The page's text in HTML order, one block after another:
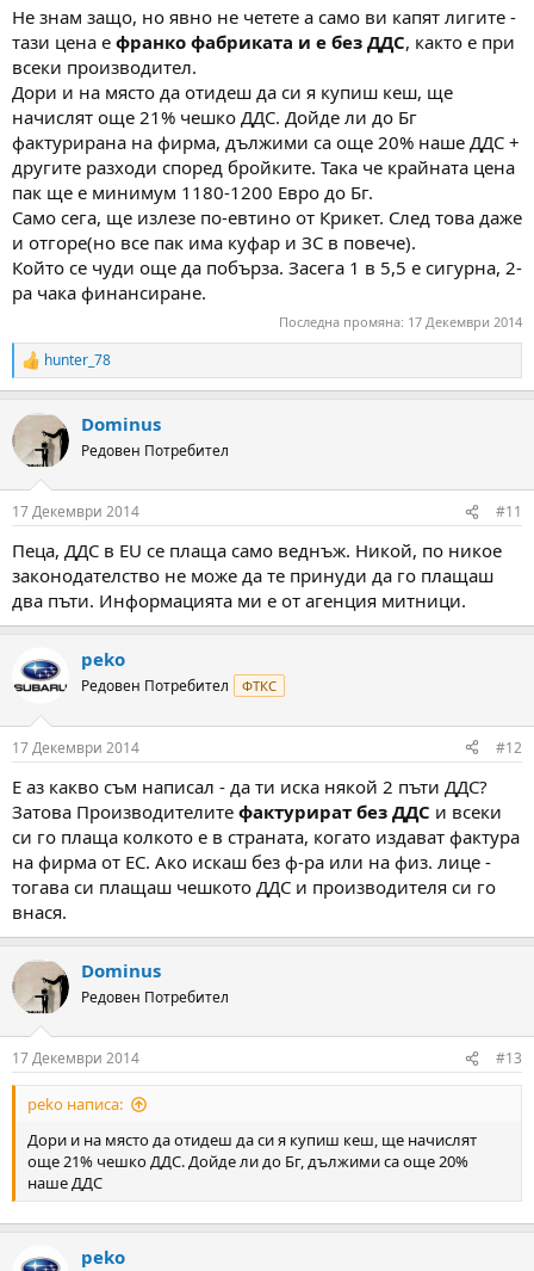
Не знам защо, но явно не четете а само ви капят лигите -
тази цена е франко фабриката и е без ДДС, както е при
всеки производител.
Дори и на място да отидеш да си я купиш кеш, ще
начислят още 21% чешко ДДС. Дойде ли до Бг
фактурирана на фирма, дължими са още 20% наше ДДС +
другите разходи според бройките. Така че крайната цена
пак ще е минимум 1180-1200 Евро до Бг.
Само сега, ще излезе по-евтино от Крикет. След това даже
и отгоре(но все пак има куфар и ЗС в повече).
Който се чуди още да побърза. Засега 1 в 5,5 е сигурна, 2-
ра чака финансиране.
Последна промяна: 17 Декември 2014
R
e
c
i
s
hunter_78
Dominus
Редовен Потребител
17 Декември 2014 #11
Пеца, ДДС в EU се плаща само веднъж. Никой, по никое
законодателство не може да те принуди да го плащаш
два пъти. Информацията ми е от агенция митници.
peko
Редовен Потребител ФТКС
17 Декември 2014 #12
Е аз какво съм написал - да ти иска някой 2 пъти ДДС?
Затова Производителите фактурират без ДДС и всеки
си го плаща колкото е в страната, когато издават фактура
на фирма от EС. Ако искаш без ф-ра или на физ. лице -
тогава си плащаш чешкото ДДС и производителя си го
внася.
Dominus
Редовен Потребител
17 Декември 2014 #13
peko написа:
Дори и на място да отидеш да си я купиш кеш, ще начислят
още 21% чешко ДДС. Дойде ли до Бг, дължими са още 20%
наше ДДС
peko